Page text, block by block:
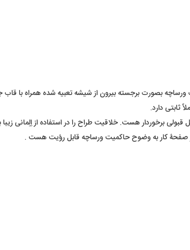
بصورت برجسته بیرون از شیشه تعبیه شده همراه با قاب
دارد.
برخوردار هست. خلاقیت طراح را در استفاده از اِلِمانی زیبا
صفحۀ کار به وضوح حاکمیت ورساچه قابل رؤیت هست .